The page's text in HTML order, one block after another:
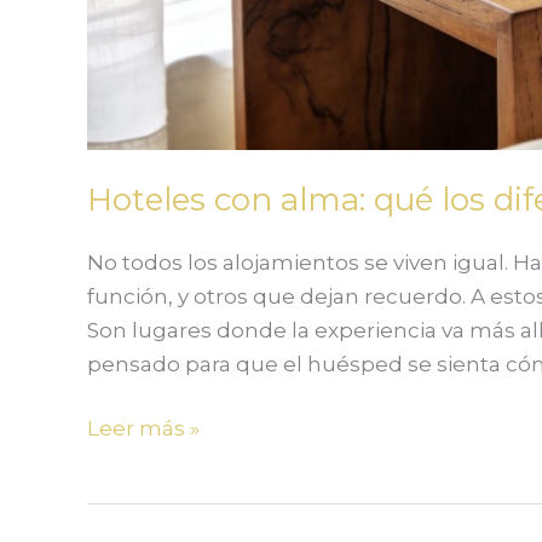
Hoteles con alma: qué los
No todos los alojamientos se viven igual.
función, y otros que dejan recuerdo. A
Son lugares donde la experiencia va más
pensado para que el huésped se sienta
Leer más »